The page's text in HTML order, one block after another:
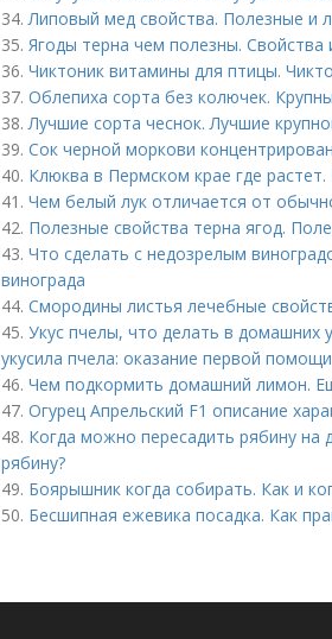
34.Липовый мед свойства. Полезные и
35. Ягоды терна чем полезны. Свойства
36. Чиктоник витамины для птицы.
37. Облепиха сорта без колючек.
38.Лучшие сорта чеснок. Лучшие
39. Сок черной моркови
40. Клюква в Пермском крае где
41. Чем белый лук отличается от
42. Полезные свойства терна ягод.
43. Что сделать с недозрелым
винограда
44. Смородины листья лечебные
45. Укус пчелы, что делать в домашних
укусила пчела: оказание первой
46. Чем подкормить домашний лимон.
47. Огурец Апрельский F1 описание
48. Когда можно пересадить рябину на
рябину?
49. Боярышник когда собирать. Как и
50. Бесшипная ежевика посадка. Как